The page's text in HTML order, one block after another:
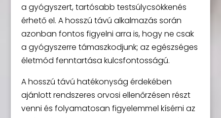
a gyógyszert, tartósabb testsúlycsökkenés
érhető el. A hosszú távú alkalmazás során
azonban fontos figyelni arra is, hogy ne csak
a gyógyszerre támaszkodjunk; az egészséges
életmód fenntartása kulcsfontosságú.
A hosszú távú hatékonyság érdekében
ajánlott rendszeres orvosi ellenőrzésen részt
venni és folyamatosan figyelemmel kísérni az